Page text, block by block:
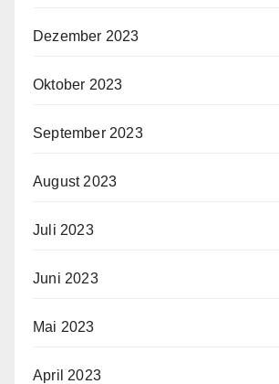
Dezember 2023
Oktober 2023
September 2023
August 2023
Juli 2023
Juni 2023
Mai 2023
April 2023